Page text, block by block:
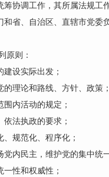
协调工作，其所属法规工
、自治区、直辖市党委
则：
设实际出发；
理论和路线、方针、政策
内活动的规定；
法执政的要求；
规范化、程序化；
内民主，维护党的集中统
性和权威性；